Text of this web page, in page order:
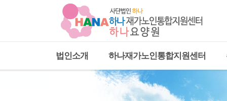
법인소개 하나재가노인통합지원센터